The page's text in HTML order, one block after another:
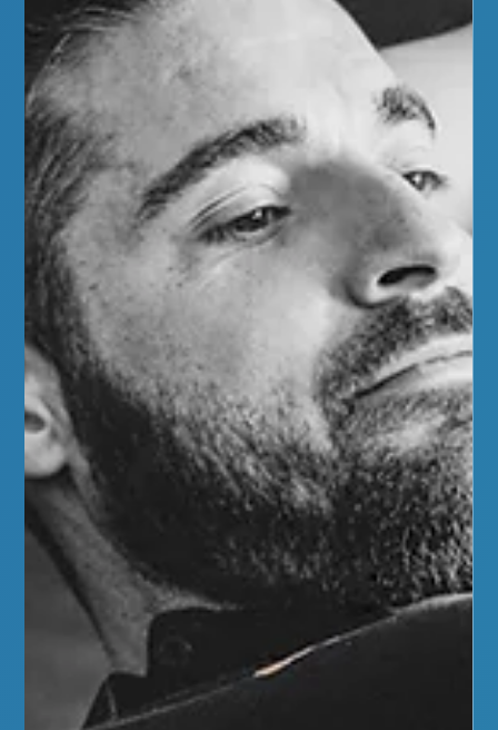
Les ondes de choc : une solution efficace contre la douleur
liée aux tendinopathies, comme la tendinite du moyen fessier
Au Centre Physiosport, nous accompagnons
quotidiennement des patients souffrant de douleurs
persistantes à la hanche. Parmi les pathologies les plus
fréquentes, on retrouve la tendinopathie du moyen fessier
(aussi appelée syndrome douloureux du grand trochanter ou
« bursite trochantérienne » dans le langage courant). Cette
douleur, souvent intense le matin